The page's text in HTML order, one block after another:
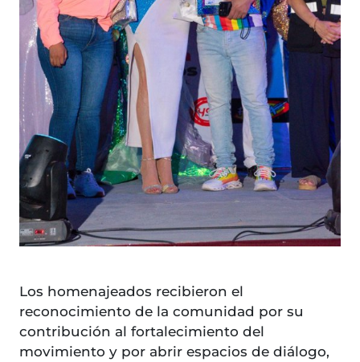
Los homenajeados recibieron el
reconocimiento de la comunidad por su
contribución al fortalecimiento del
movimiento y por abrir espacios de diálogo,